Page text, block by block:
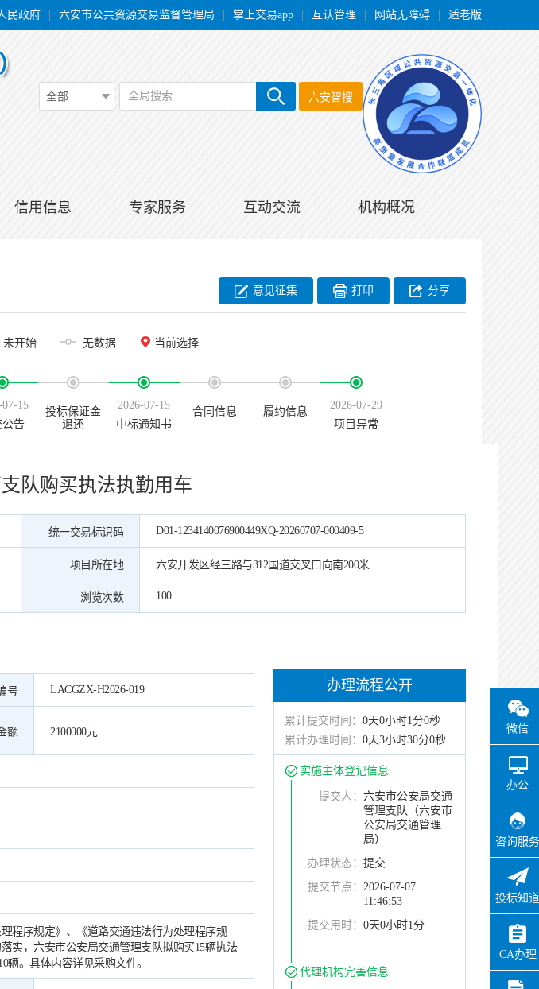
民政府 六安市公共资源交易监督管理局 掌上交易app 互认管理 网站无障碍 适老版
全部 全局搜索 六安智搜
信用信息 专家服务 互动交流 机构概况
微信
办公
咨询服务
投标知道
CA办理
意见征集 分享
打印
未开始 无数据 当前选择
07-15
公告
投标保证金
退还
2026-07-15
中标通知书
合同信息 履约信息
2026-07-29
项目异常
队购买执法执勤用车
统一交易标识码 D01-1234140076900449XQ-20260707-000409-5
项目所在地 六安开发区经三路与312国道交叉口向南200米
浏览次数 100
号 LACGZX-H2026-019
额 2100000元
程序规定》、《道路交通违法行为处理程序规
实，六安市公安局交通管理支队拟购买15辆执法
辆。具体内容详见采购文件。
办理流程公开
累计提交时间： 0天0小时1分0秒
累计办理时间： 0天3小时30分0秒
实施主体登记信息
提交人： 六安市公安局交通
管理支队（六安市
公安局交通管理
局）
办理状态： 提交
提交节点： 2026-07-07
11:46:53
提交用时： 0天0小时1分
代理机构完善信息